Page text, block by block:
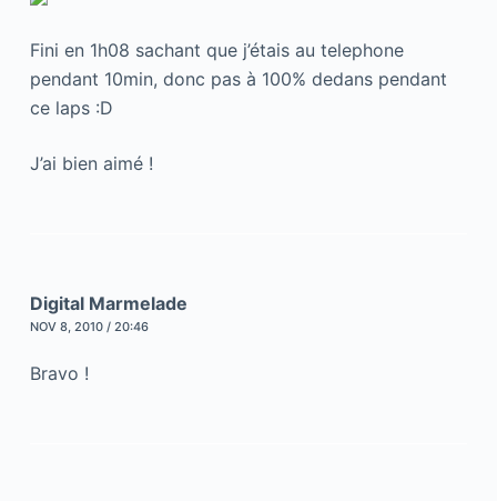
Fini en 1h08 sachant que j’étais au telephone
pendant 10min, donc pas à 100% dedans pendant
ce laps :D
J’ai bien aimé !
Digital Marmelade
NOV 8, 2010 / 20:46
Bravo !